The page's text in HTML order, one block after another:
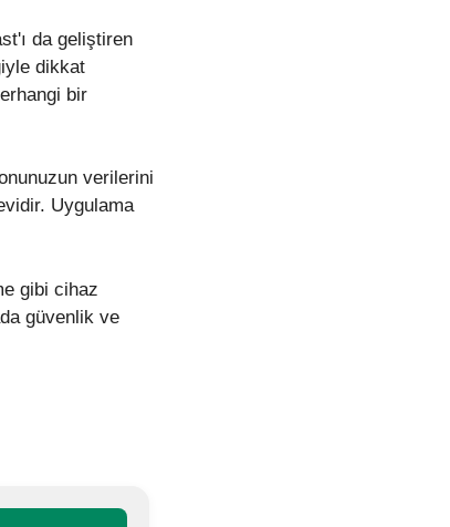
da geliştiren
dikkat
bir
verilerini
Uygulama
gibi cihaz
güvenlik ve